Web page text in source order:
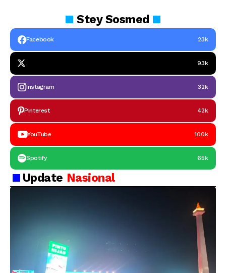
SteySosmed
Facebook 23k
93k
Instagram 32k
Pinterest 42k
YouTube 100k
Spotify 65k
Update Nasional